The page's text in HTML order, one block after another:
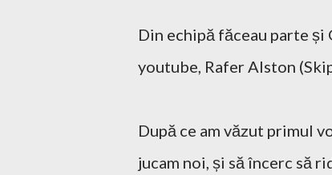
Din echipă făceau parte și
youtube, Rafer Alston
După ce am văzut primul
jucam noi, și să încerc să